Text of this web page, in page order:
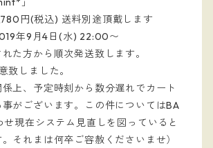
円(税込) 送料別途頂戴します
年9月4日(水) 22:00〜
た方から順次発送致します。
致しました。
係上、予定時刻から数分遅れでカート
がございます。この件についてはBA
せ現在システム見直しを図っていると
それまは何卒ご容赦くださいませ）